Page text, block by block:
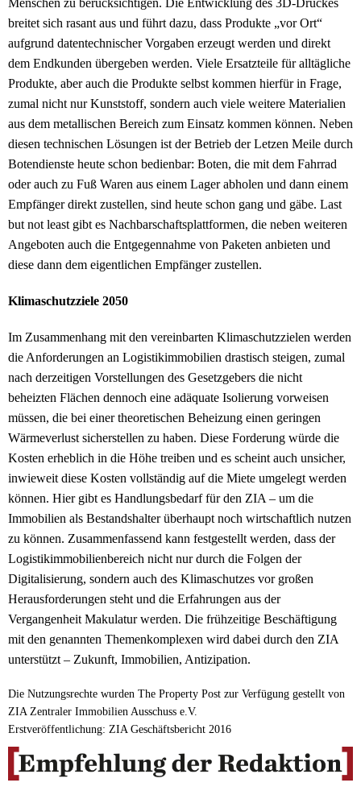
Menschen zu berücksichtigen. Die Entwicklung des 3D-Druckes
breitet sich rasant aus und führt dazu, dass Produkte „vor Ort“
aufgrund datentechnischer Vorgaben erzeugt werden und direkt
dem Endkunden übergeben werden. Viele Ersatzteile für alltägliche
Produkte, aber auch die Produkte selbst kommen hierfür in Frage,
zumal nicht nur Kunststoff, sondern auch viele weitere Materialien
aus dem metallischen Bereich zum Einsatz kommen können. Neben
diesen technischen Lösungen ist der Betrieb der Letzen Meile durch
Botendienste heute schon bedienbar: Boten, die mit dem Fahrrad
oder auch zu Fuß Waren aus einem Lager abholen und dann einem
Empfänger direkt zustellen, sind heute schon gang und gäbe. Last
but not least gibt es Nachbarschaftsplattformen, die neben weiteren
Angeboten auch die Entgegennahme von Paketen anbieten und
diese dann dem eigentlichen Empfänger zustellen.
Klimaschutzziele 2050
Im Zusammenhang mit den vereinbarten Klimaschutzzielen werden
die Anforderungen an Logistikimmobilien drastisch steigen, zumal
nach derzeitigen Vorstellungen des Gesetzgebers die nicht
beheizten Flächen dennoch eine adäquate Isolierung vorweisen
müssen, die bei einer theoretischen Beheizung einen geringen
Wärmeverlust sicherstellen zu haben. Diese Forderung würde die
Kosten erheblich in die Höhe treiben und es scheint auch unsicher,
inwieweit diese Kosten vollständig auf die Miete umgelegt werden
können. Hier gibt es Handlungsbedarf für den ZIA – um die
Immobilien als Bestandshalter überhaupt noch wirtschaftlich nutzen
zu können. Zusammenfassend kann festgestellt werden, dass der
Logistikimmobilienbereich nicht nur durch die Folgen der
Digitalisierung, sondern auch des Klimaschutzes vor großen
Herausforderungen steht und die Erfahrungen aus der
Vergangenheit Makulatur werden. Die frühzeitige Beschäftigung
mit den genannten Themenkomplexen wird dabei durch den ZIA
unterstützt – Zukunft, Immobilien, Antizipation.
Die Nutzungsrechte wurden The Property Post zur Verfügung gestellt von
ZIA Zentraler Immobilien Ausschuss e.V.
Erstveröffentlichung: ZIA Geschäftsbericht 2016